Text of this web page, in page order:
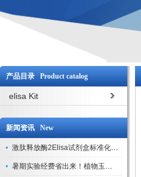
产品目录 Product catalog
elisa Kit
新闻资讯 New
激肽释放酶2Elisa试剂盒标准化实验操作与质控体系解析
暑期实验经费省出来！植物玉米索核苷（ZR ）elisa酶联免疫试剂盒